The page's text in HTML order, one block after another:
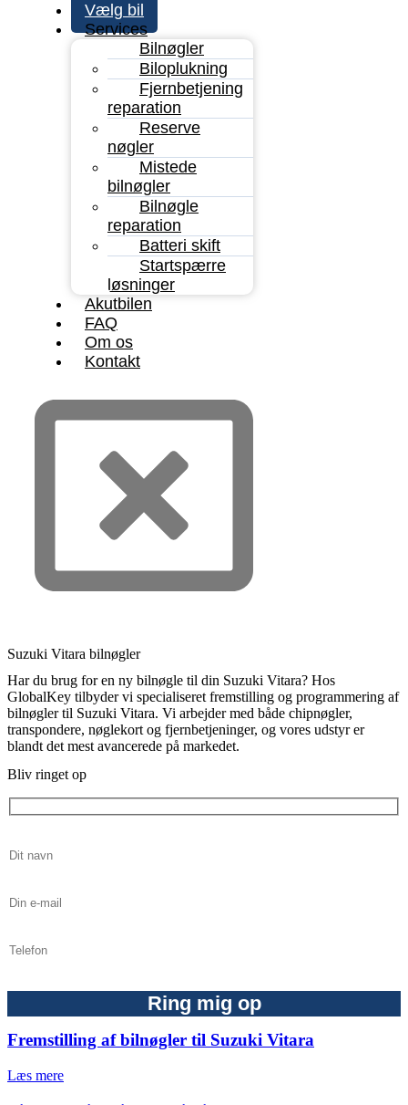
Vælg bil
Services
Bilnøgler
Biloplukning
Fjernbetjening
reparation
Reserve
nøgler
Mistede
bilnøgler
Bilnøgle
reparation
Batteri skift
Startspærre
løsninger
Akutbilen
FAQ
Om os
Kontakt
Suzuki Vitara bilnøgler
Har du brug for en ny bilnøgle til din Suzuki Vitara? Hos
GlobalKey tilbyder vi specialiseret fremstilling og programmering af
bilnøgler til Suzuki Vitara. Vi arbejder med både chipnøgler,
transpondere, nøglekort og fjernbetjeninger, og vores udstyr er
blandt det mest avancerede på markedet.
Bliv ringet op
Fremstilling af bilnøgler til Suzuki Vitara
Læs mere